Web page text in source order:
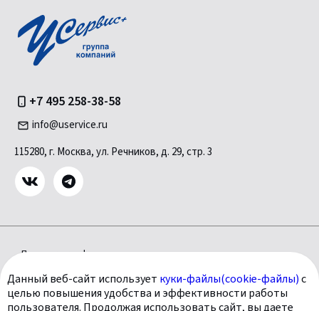
+7 495 258-38-58
info@uservice.ru
115280, г. Москва, ул. Речников, д. 29, стр. 3
Политика конфиденциальности
Согласие на обработку персональных данных
Цены носят информационный характер и ни при каких условиях
Данный веб-сайт использует куки-файлы(cookie-файлы)с
целью повышения удобства и эффективности работы
пользователя. Продолжая использовать сайт, вы даете